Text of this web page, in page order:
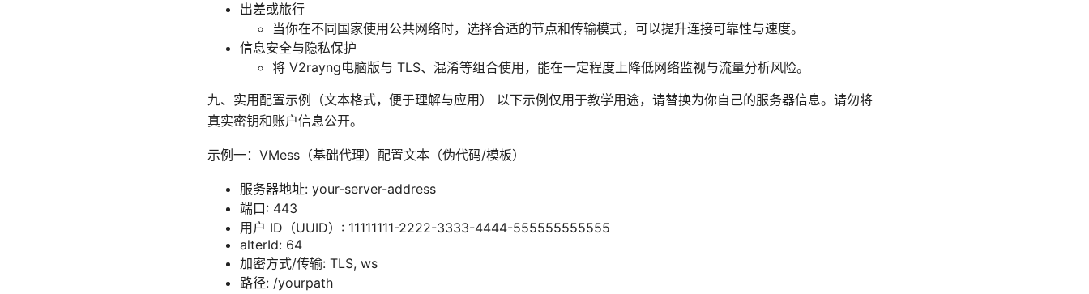
出差或旅行
当你在不同国家使用公共网络时，选择合适的节点和传输模式，可以提升连接可靠性与速度。
信息安全与隐私保护
将 V2rayng电脑版与 TLS、混淆等组合使用，能在一定程度上降低网络监视与流量分析风险。
九、实用配置示例（文本格式，便于理解与应用） 以下示例仅用于教学用途，请替换为你自己的服务器信息。请勿将
真实密钥和账户信息公开。
示例一：VMess（基础代理）配置文本（伪代码/模板）
服务器地址: your-server-address
端口: 443
用户 ID（UUID）: 11111111-2222-3333-4444-555555555555
alterId: 64
加密方式/传输: TLS, ws
路径: /yourpath